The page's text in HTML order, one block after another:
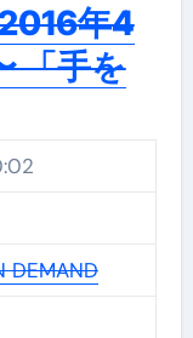
年4
「手を
DEMAND